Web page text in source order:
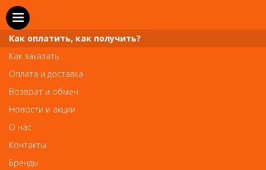
Как оплатить, как получить?
Как заказать
Оплата и доставка
Возврат и обмен
Новости и акции
О нас
Контакты
Бренды